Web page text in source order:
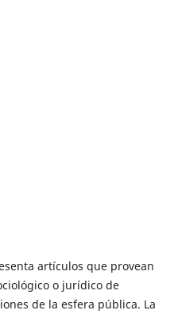
artículos que provean
o jurídico de
de la esfera pública. La